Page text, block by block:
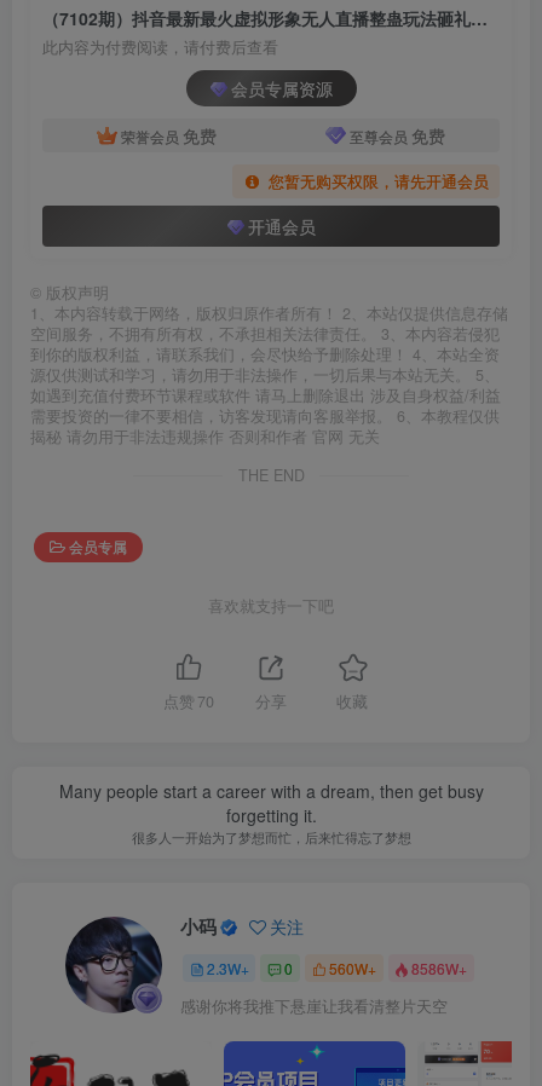
（7102期）抖音最新最火虚拟形象无人直播整蛊玩法砸礼物教程（视频开播教程+全套工具
此内容为付费阅读，请付费后查看
会员专属资源
荣誉会员 免费 至尊会员 免费
您暂无购买权限，请先开通会员
开通会员
© 版权声明
1、本内容转载于网络，版权归原作者所有！ 2、本站仅提供信息存储
空间服务，不拥有所有权，不承担相关法律责任。 3、本内容若侵犯
到你的版权利益，请联系我们，会尽快给予删除处理！ 4、本站全资
源仅供测试和学习，请勿用于非法操作，一切后果与本站无关。 5、
如遇到充值付费环节课程或软件 请马上删除退出 涉及自身权益/利益
需要投资的一律不要相信，访客发现请向客服举报。 6、本教程仅供
揭秘 请勿用于非法违规操作 否则和作者 官网 无关
THE END
会员专属
喜欢就支持一下吧
点赞 70 分享 收藏
Many people start a career with a dream, then get busy
forgetting it.
很多人一开始为了梦想而忙，后来忙得忘了梦想
小码 关注
2.3W+ 0 560W+ 8586W+
感谢你将我推下悬崖让我看清整片天空